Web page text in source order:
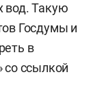
вод. Такую
Госдумы и
в
со ссылкой